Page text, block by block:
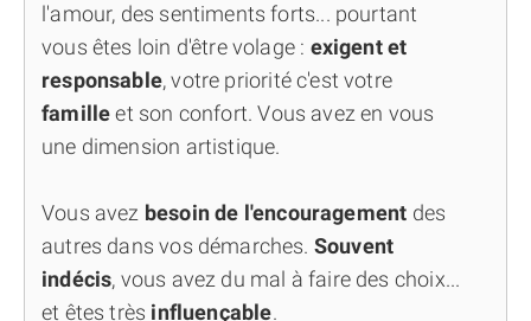
l'amour, des sentiments forts... pourtant
vous êtes loin d'être volage : exigent et
responsable, votre priorité c'est votre
familleet son confort. Vous avez en vous
une dimension artistique.
Vous avez besoin de l'encouragement des
autres dans vos démarches. Souvent
indécis, vous avez du mal à faire des choix...
et êtes très influençable.